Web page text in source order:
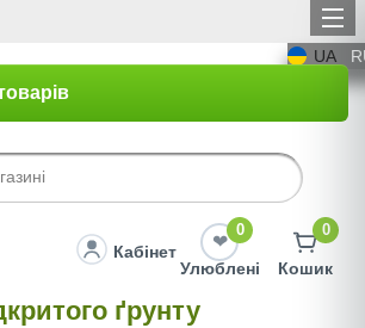
UA
Кабінет
0
Улюблені
0
Кошик
ґрунту